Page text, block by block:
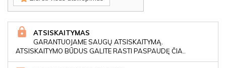
ATSISKAITYMAS
GARANTUOJAME SAUGŲ ATSISKAITYMĄ.
ATSISKAITYMO BŪDUS GALITE RASTI PASPAUDĘ ČIA..